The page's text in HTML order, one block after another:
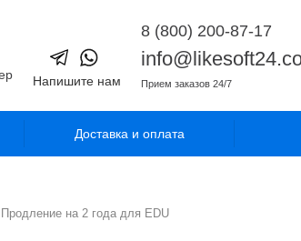
Напишите нам
8 (800) 200-87-17
Прием заказов 24/7
Доставка и оплата
на 2 года для EDU